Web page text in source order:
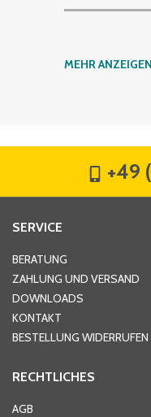
Nachname*
Hausnummer
Ort*
MEHR ANZEIGEN
+49
SERVICE
BERATUNG
ZAHLUNG UND VERSAND
DOWNLOADS
KONTAKT
BESTELLUNG WIDERRUFEN
RECHTLICHES
AGB